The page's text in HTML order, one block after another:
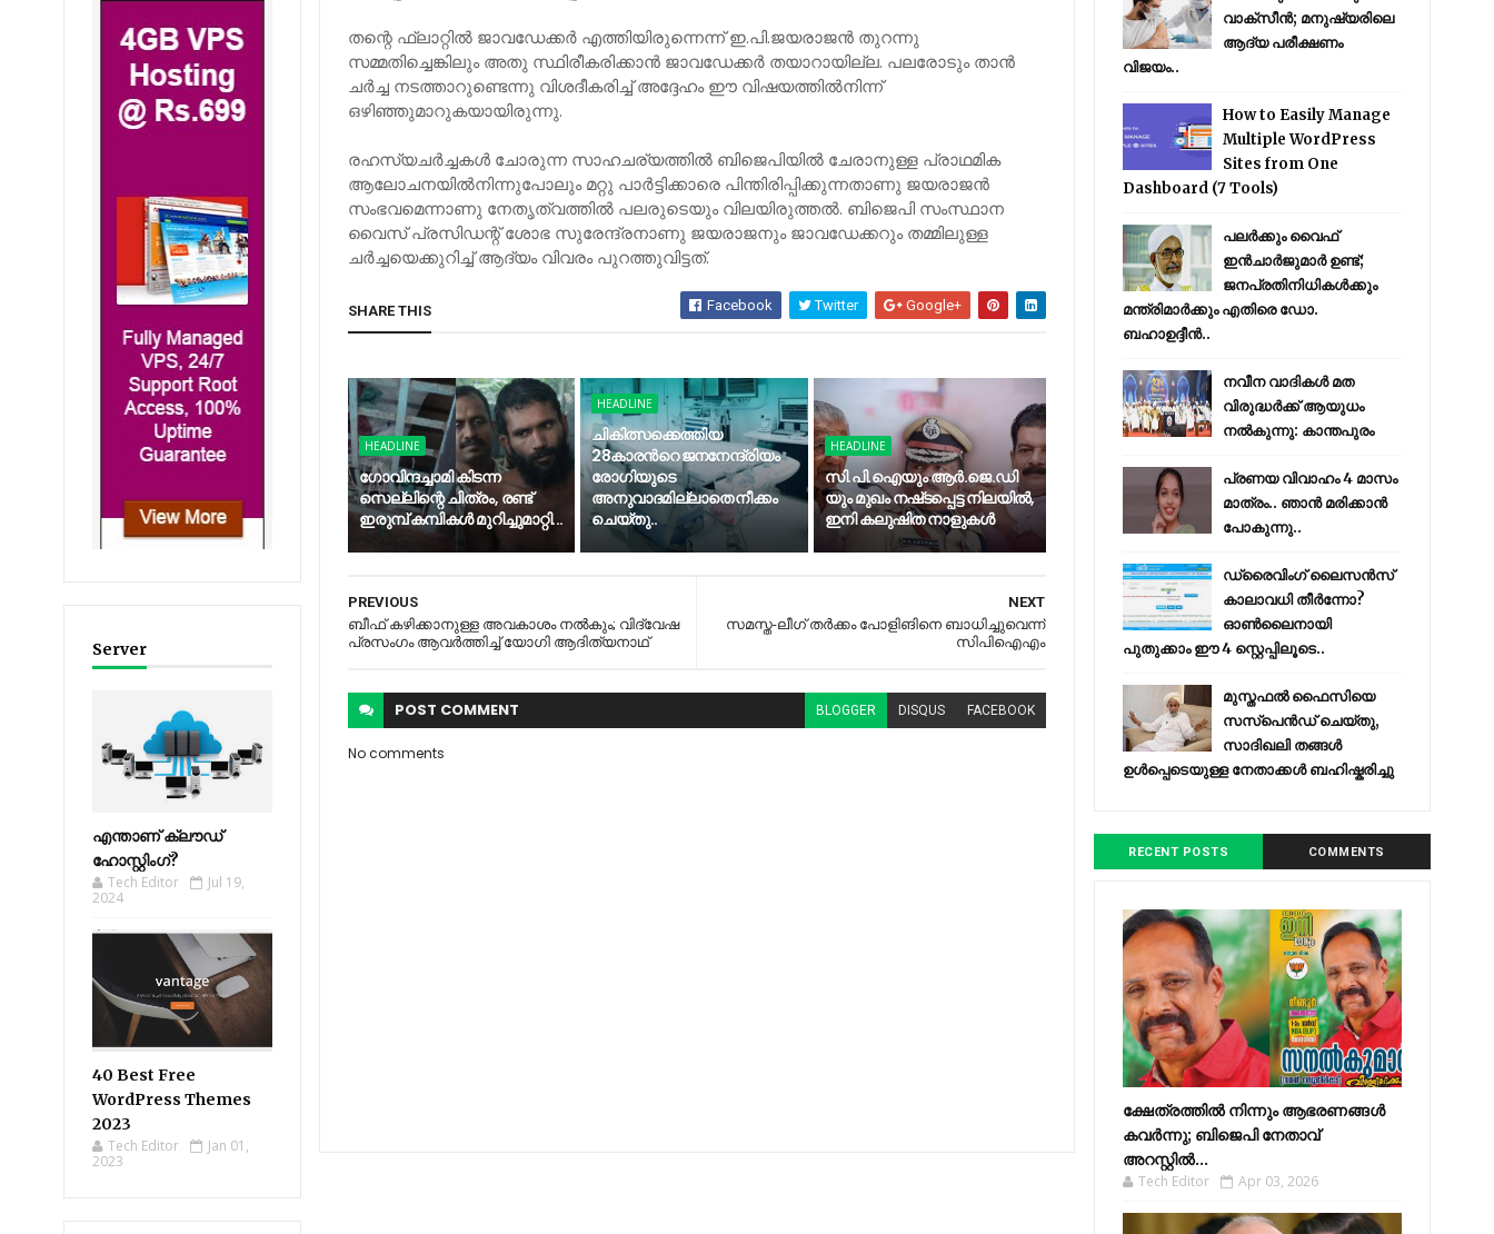
Server
എന്താണ് ക്ലൗഡ്
ഹോസ്റ്റിംഗ്?
Tech Editor
Jul 19,
2024
40 Best Free
WordPress Themes
2023
Tech Editor
Jan 01,
2023
തന്റെ ഫ്ലാറ്റിൽ ജാവഡേക്കർ എത്തിയിരുന്നെന്ന് ഇ.പി.ജയരാജൻ തുറന്നു
സമ്മതിച്ചെങ്കിലും അതു സ്ഥിരീകരിക്കാൻ ജാവഡേക്കർ തയാറായില്ല. പലരോടും താൻ
ചർച്ച നടത്താറുണ്ടെന്നു വിശദീകരിച്ച് അദ്ദേഹം ഈ വിഷയത്തിൽനിന്ന്
ഒഴിഞ്ഞുമാറുകയായിരുന്നു.
രഹസ്യചർച്ചകൾ ചോരുന്ന സാഹചര്യത്തിൽ ബിജെപിയിൽ ചേരാനുള്ള പ്രാഥമിക
ആലോചനയിൽനിന്നുപോലും മറ്റു പാർട്ടിക്കാരെ പിന്തിരിപ്പിക്കുന്നതാണു ജയരാജൻ
സംഭവമെന്നാണു നേതൃത്വത്തിൽ പലരുടെയും വിലയിരുത്തൽ. ബിജെപി സംസ്ഥാന
വൈസ് പ്രസിഡന്റ് ശോഭ സുരേന്ദ്രനാണു ജയരാജനും ജാവഡേക്കറും തമ്മിലുള്ള
ചർച്ചയെക്കുറിച്ച് ആദ്യം വിവരം പുറത്തുവിട്ടത്.
SHARE THIS Facebook Twitter Google+
HEADLINE
ഗോവിന്ദച്ചാമി കിടന്ന
സെല്ലിന്റെ ചിത്രം, രണ്ട്
ഇരുമ്പ് കമ്പികൾ മുറിച്ചുമാറ്റി...
HEADLINE
ചികിത്സക്കെത്തിയ
28കാരന്‍റെ ജനനേന്ദ്രിയം
രോഗിയുടെ
അനുവാദമില്ലാതെ നീക്കം
ചെയ്തു..
HEADLINE
സി.​പി.​ഐ​യും ആ​ർ.​ജെ.​ഡി​
യും മു​ഖം ന​ഷ്​​​ട​പ്പെ​ട്ട നി​ല​യിൽ,
ഇനി കലുഷിത നാളുകൾ
NEXT
സമസ്ത-ലീഗ് തർക്കം പോളിങിനെ ബാധിച്ചുവെന്ന്
സിപിഐഎം
PREVIOUS
ബീഫ് കഴിക്കാനുള്ള അവകാശം നൽകും; വിദ്വേഷ
പ്രസംഗം ആവർത്തിച്ച് യോഗി ആദിത്യനാഥ്
POST COMMENT BLOGGER DISQUS FACEBOOK
No comments
വാക്‌സീന്‍; മനുഷ്യരിലെ
ആദ്യ പരീക്ഷണം
വിജയം..
How to Easily Manage
Multiple WordPress
Sites from One
Dashboard (7 Tools)
പലർക്കും വൈഫ്
ഇൻചാർജുമാർ ഉണ്ട്;
ജനപ്രതിനിധികൾക്കും
മന്ത്രിമാർക്കും എതിരെ ഡോ.
ബഹാഉദ്ദീൻ..
നവീന വാദികൾ മത
വിരുദ്ധർക്ക് ആയുധം
നൽകുന്നു: കാന്തപുരം
പ്രണയ വിവാഹം 4 മാസം
മാത്രം.. ഞാൻ മരിക്കാൻ
പോകുന്നു..
ഡ്രൈവിംഗ് ലൈസൻസ്
കാലാവധി തീർന്നോ?
ഓൺലൈനായി
പുതുക്കാം ഈ 4 സ്റ്റെപ്പിലൂടെ..
മുസ്തഫൽ ഫൈസിയെ
സസ്‌പെൻഡ് ചെയ്തു,
സാദിഖലി തങ്ങൾ
ഉൾപ്പെടെയുള്ള നേതാക്കൾ ബഹിഷ്കരിച്ചു
RECENT POSTS COMMENTS
ക്ഷേത്രത്തിൽ നിന്നും ആഭരണങ്ങൾ
കവർന്നു; ബിജെപി നേതാവ്
അറസ്റ്റിൽ...
Tech Editor Apr 03, 2026